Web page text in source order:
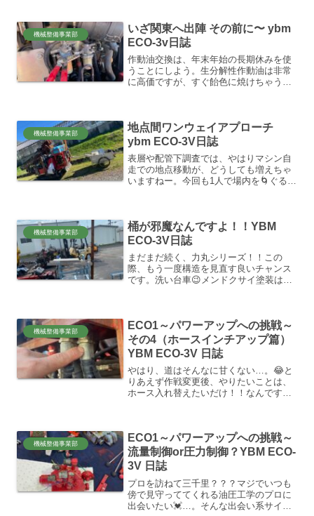
クブロックとバイブロスタック...
機械整備事業部
いざ関東へ出陣 その前に〜 ybm
ECO-3v日誌
作動油交換は、年末年始の長期休みを使
うことにしよう。生分解性作動油は非常
に高価ですが、すぐ飴色に焼けちゃうか
メインポンプが故障し...
機械整備事業部
地点間ワンウェイアプローチ
ybm ECO-3V日誌
表層や配管下調査では、やはりマシン自
走での地点移動が、どうしても増えちゃ
いますねー。今回も1人で場内を🌀ぐるぐ
丈夫な現場なので気楽に...
機械整備事業部
桶が邪魔なんですよ！！YBM
ECO-3V日誌
まだまだ続く、力丸シリーズ！！この
際、もう一度構造を見直す良いチャンス
です。洗い台車😉メンドクサイ塗装は、
イトブルーメタリック！！）...
機械整備事業部
ECO1～パワーアップへの挑戦～
その4（ホースインチアップ篇）
YBM ECO-3V 日誌
やはり、道はそんなに甘くない…。😂と
りあえず作戦変更後、やりたいことは、
ホース入れ替えたいだけ！！なんです
現行機種は、あまり...
機械整備事業部
ECO1～パワーアップへの挑戦～
流量制御or圧力制御？YBM ECO-
3V 日誌
プロを訪ねて三千里？？？マジでいつも
傍で見守っててくれる油圧工学のプロに
出会いたい💓…。そんな出会い系サイト